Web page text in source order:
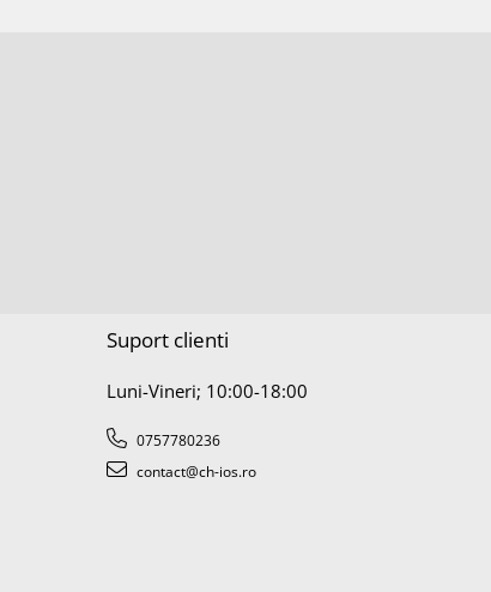
Suport clienti
Luni-Vineri; 10:00-18:00
0757780236
contact@ch-ios.ro